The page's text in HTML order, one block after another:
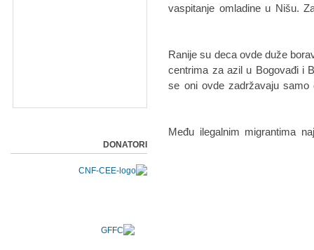
vaspitanje omladine u Nišu.
"Ranije su deca ovde duže
centrima za azil u Bogovađi i
se oni ovde zadržavaju
Među ilegalnim migrantima
DONATORI